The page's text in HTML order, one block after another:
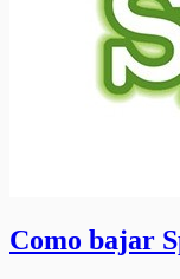
Como bajar